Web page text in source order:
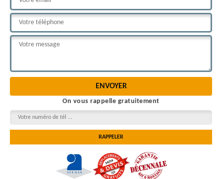
On vous rappelle gratuitement